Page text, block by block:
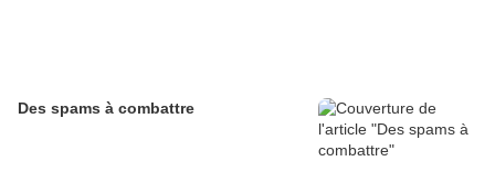
Des spams à combattre